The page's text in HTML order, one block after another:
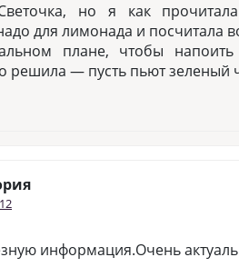
но я как
для лимонада и посчитала
плане, чтобы
решила — пусть пьют зеленый
информация.Очень